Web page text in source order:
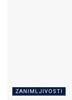
ZANIMLJIVOSTI